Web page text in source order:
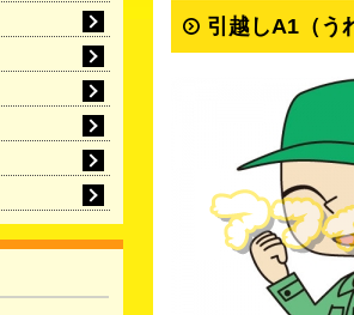
引越しA1（う